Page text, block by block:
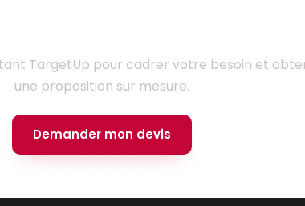
TargetUp pour cadrer votre besoin et
une proposition sur mesure.
Demander mon devis